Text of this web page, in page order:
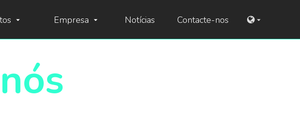
Empresa arrow_drop_down
arrow_drop_down Contacte-nos arrow_drop_down
Notícias